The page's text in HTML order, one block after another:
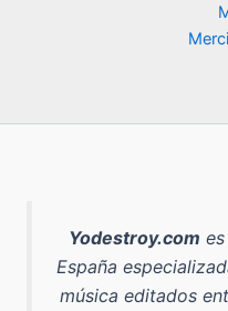
Yodestroy.com
España
música editados